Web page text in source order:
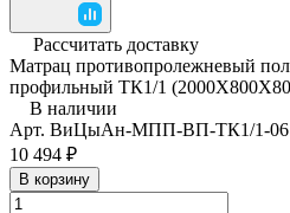
Рассчитать доставку
Матрац противопролежневый
профильный ТК1/1
В наличии
Арт. ВиЦыАн-МПП-ВП-ТК1/1-06
10 494 ₽
В корзину